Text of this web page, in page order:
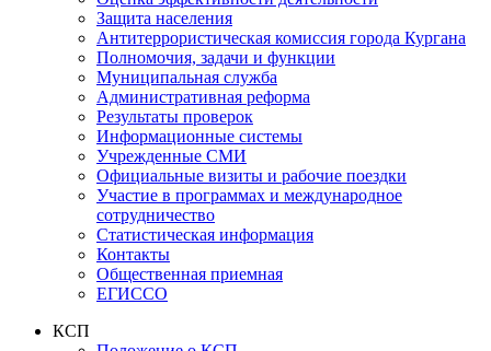
Защита населения
Антитеррористическая комиссия города Кургана
Полномочия, задачи и функции
Муниципальная служба
Административная реформа
Результаты проверок
Информационные системы
Учрежденные СМИ
Официальные визиты и рабочие поездки
Участие в программах и международное
сотрудничество
Статистическая информация
Контакты
Общественная приемная
ЕГИССО
КСП